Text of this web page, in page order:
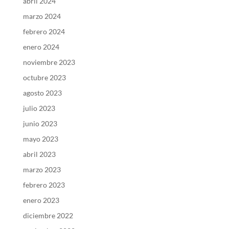
marzo 2024
febrero 2024
enero 2024
noviembre 2023
octubre 2023
agosto 2023
julio 2023
junio 2023
mayo 2023
abril 2023
marzo 2023
febrero 2023
enero 2023
diciembre 2022